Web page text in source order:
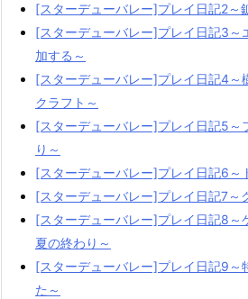
[スターデューバレー]プレイ日記2～
[スターデューバレー]プレイ日記3～
加する～
[スターデューバレー]プレイ日記4～
クラフト～
[スターデューバレー]プレイ日記5～
り～
[スターデューバレー]プレイ日記6～
[スターデューバレー]プレイ日記7～
[スターデューバレー]プレイ日記8～
夏の終わり～
[スターデューバレー]プレイ日記9～
た～